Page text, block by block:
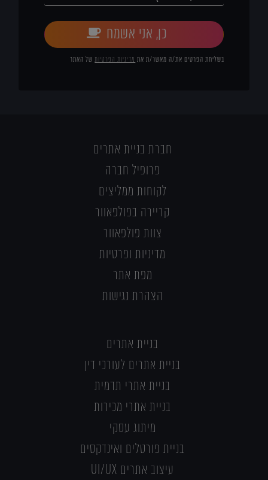
כן, אני אשמח
בשליחת הפרטים את/ה מאשר/ת את מדיניות הפרטיותשל האתר
חברת בניית אתרים
פרופיל חברה
לקוחות ממליצים
קריירה בפולפאוור
צוות פולפאוור
מדיניות ופרטיות
מפת אתר
הצהרת נגישות
בניית אתרים
בניית אתרים לעורכי דין
בניית אתרי תדמית
בניית אתרי מכירות
מיתוג עסקי
בניית פורטלים ואינדקסים
עיצוב אתרים UI/UX